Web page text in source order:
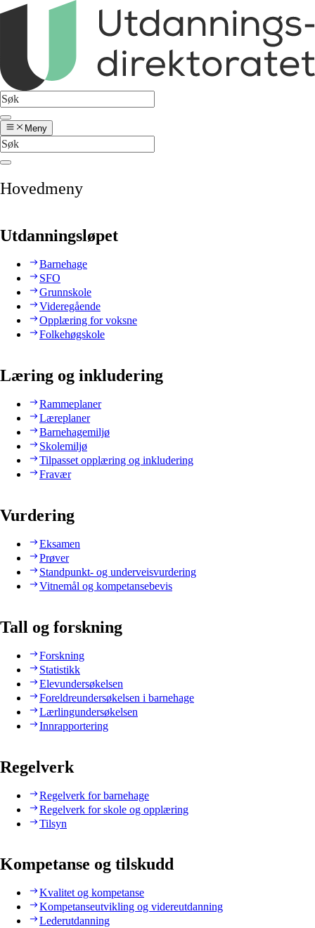
Meny
Hovedmeny
Utdanningsløpet
Barnehage
SFO
Grunnskole
Videregående
Opplæring for voksne
Folkehøgskole
Læring og inkludering
Rammeplaner
Læreplaner
Barnehagemiljø
Skolemiljø
Tilpasset opplæring og inkludering
Fravær
Vurdering
Eksamen
Prøver
Standpunkt- og underveisvurdering
Vitnemål og kompetansebevis
Tall og forskning
Forskning
Statistikk
Elevundersøkelsen
Foreldreundersøkelsen i barnehage
Lærlingundersøkelsen
Innrapportering
Regelverk
Regelverk for barnehage
Regelverk for skole og opplæring
Tilsyn
Kompetanse og tilskudd
Kvalitet og kompetanse
Kompetanseutvikling og videreutdanning
Lederutdanning